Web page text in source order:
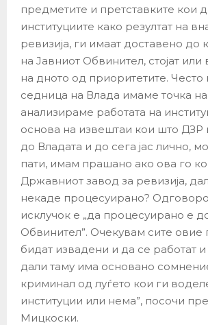
предметите и претставките кои
институциите како резултат на
ревизија, ги имаат доставено до
на Јавниот Обвинител, стојат
на дното од приоритетите. Често
седница на Влада имаме точка на
анализираме работата на
основа на извештаи кои што ДЗР
до Владата и до сега јас лично,
пати, имам прашано ако ова го
Државниот завод за ревизија,
некаде процесуирано?
исклучок е „да процесуирано е
Обвинител”. Очекувам сите
бидат извадени и да се работат
дали таму има основано
криминал од луѓето кои ги
институции или нема”, посочи
Мицкоски.